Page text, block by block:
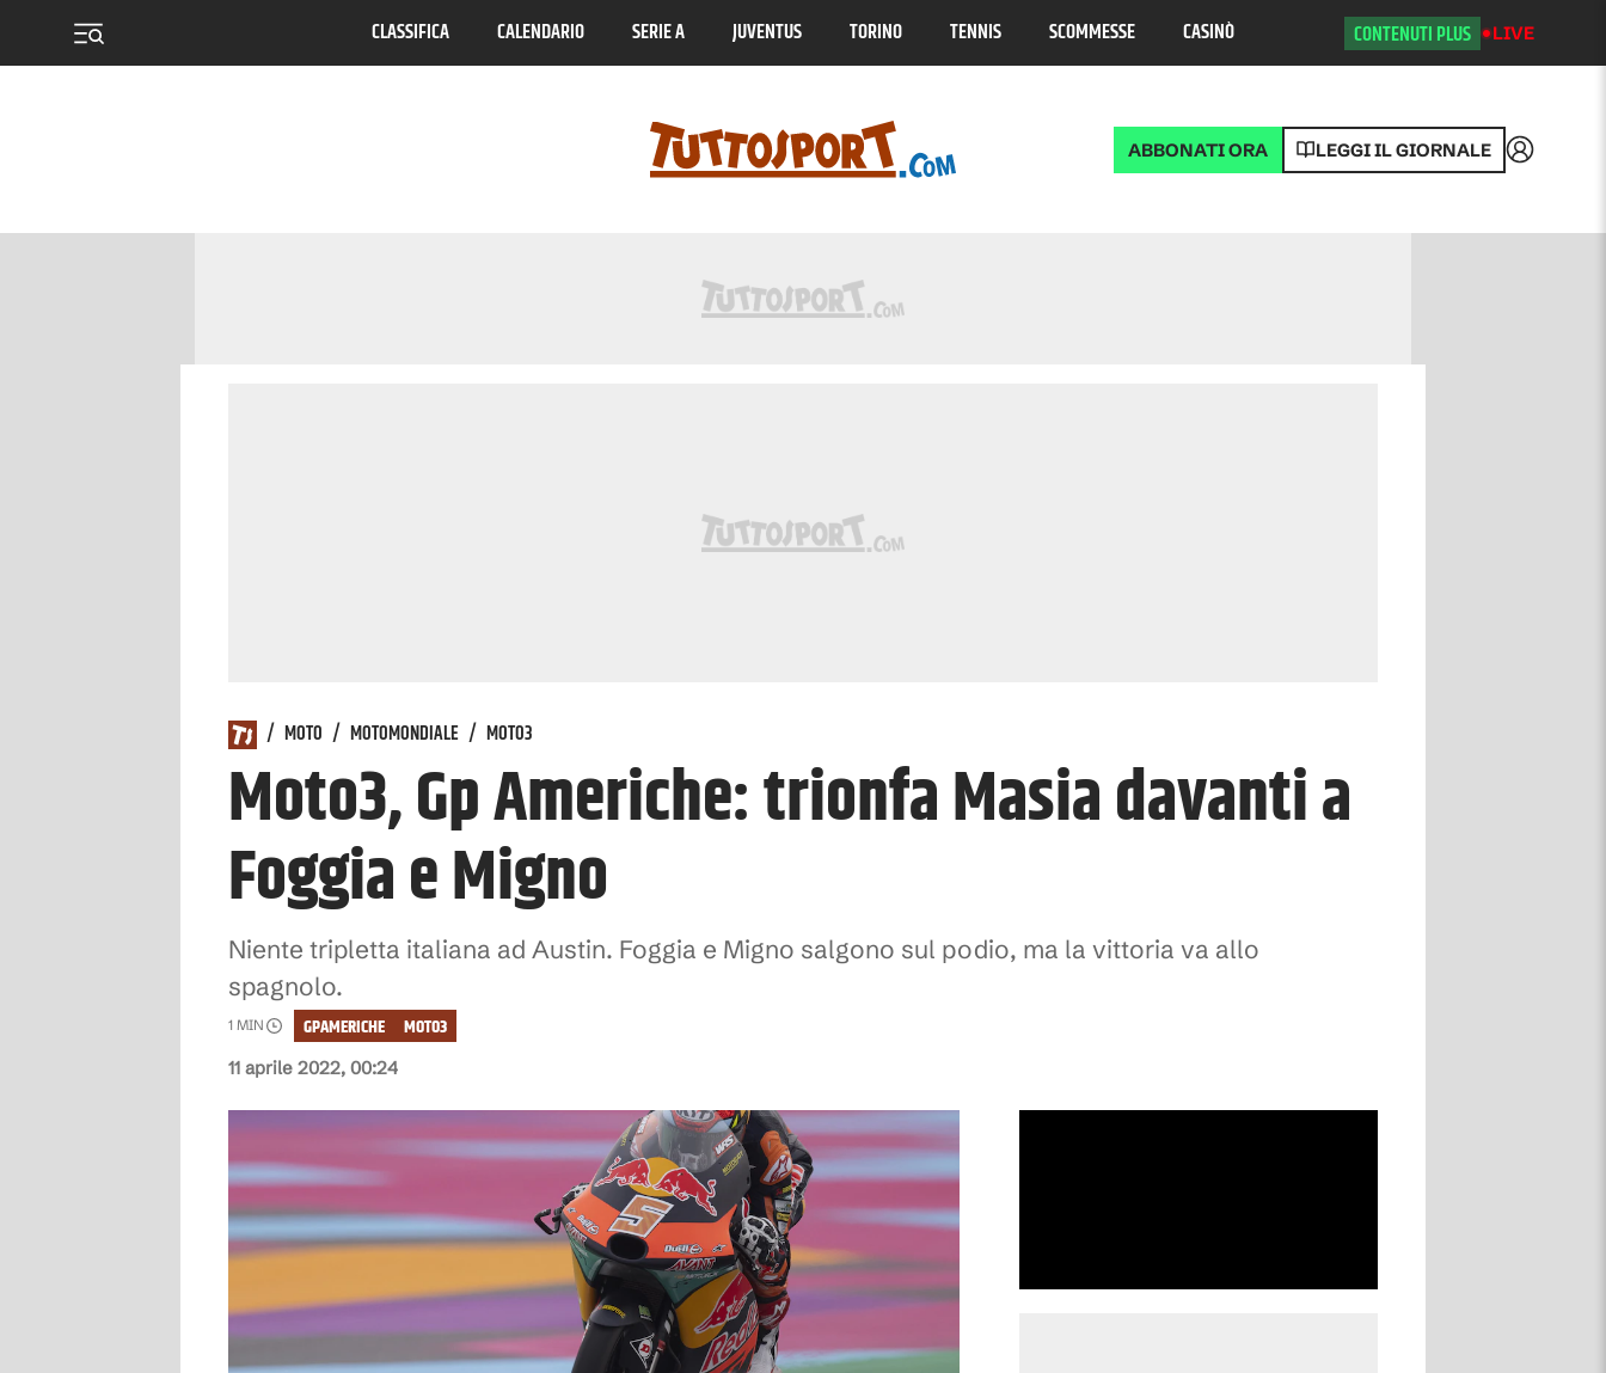
CLASSIFICA CALENDARIO SERIE A JUVENTUS TORINO TENNIS SCOMMESSE CASINÒ CONTENUTI PLUS LIVE
ABBONATI ORA LEGGI IL GIORNALE Accedi
/ MOTO / MOTOMONDIALE / MOTO3
Moto3, Gp Americhe: trionfa Masia davanti a
Foggia e Migno
Niente tripletta italiana ad Austin. Foggia e Migno salgono sul podio, ma la vittoria va allo
spagnolo.
11 aprile 2022, 00:24
1 MIN MOTO3
GPAMERICHE